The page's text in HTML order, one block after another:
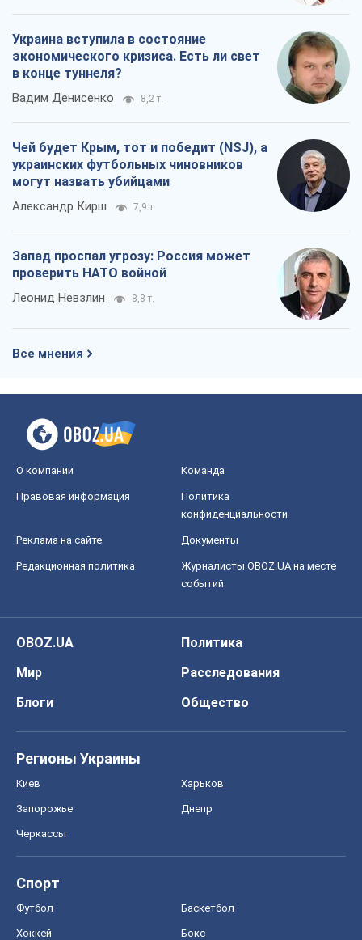
Украина вступила в состояние
экономического кризиса. Есть ли свет
в конце туннеля?
Вадим Денисенко 8,2 т.
Чей будет Крым, тот и победит (NSJ), а
украинских футбольных чиновников
могут назвать убийцами
Александр Кирш 7,9 т.
Запад проспал угрозу: Россия может
проверить НАТО войной
Леонид Невзлин 8,8 т.
Все мнения
О компании Команда
Правовая информация
Политика
конфиденциальности
Реклама на сайте Документы
Редакционная политика
Журналисты OBOZ.UA на месте
событий
OBOZ.UA
Политика
Мир
Расследования
Блоги
Общество
Регионы Украины
Киев Харьков
Запорожье Днепр
Черкассы
Спорт
Футбол Баскетбол
Хоккей Бокс